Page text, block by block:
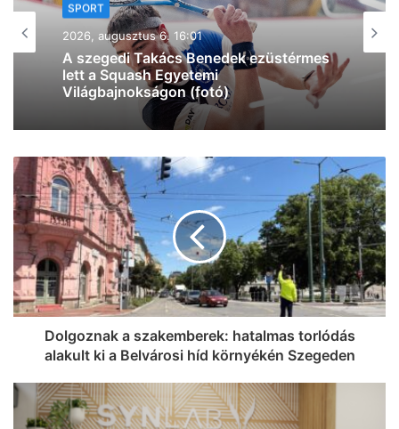
SPORT
2026, augusztus 5. 19:53
Most a szegedieken a sor: Szabó
„Sonka” László a Magyar Kézilabda
Hírességek Csarnokába kerülhet
Dolgoznak a szakemberek: hatalmas torlódás
alakult ki a Belvárosi híd környékén Szegeden